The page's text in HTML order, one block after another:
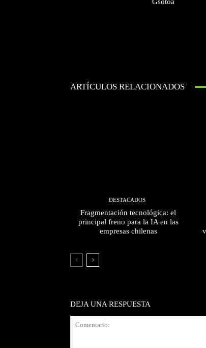
ARTÍCULOS RELACIONADOS
DESTACADOS
Fragmentación tecnológica: el
principal freno para la IA en las
empresas chilenas
DEJA UNA RESPUESTA